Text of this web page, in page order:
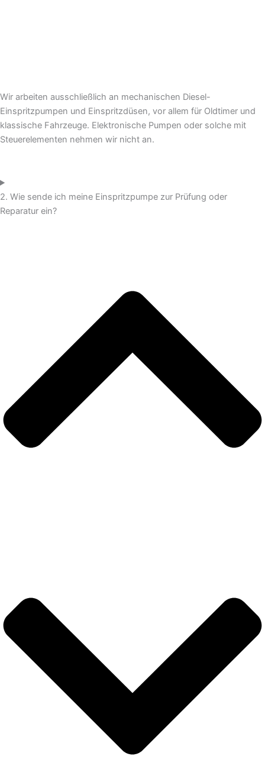
Wir arbeiten ausschließlich an mechanischen Diesel-
Einspritzpumpen und Einspritzdüsen, vor allem für Oldtimer und
klassische Fahrzeuge. Elektronische Pumpen oder solche mit
Steuerelementen nehmen wir nicht an.
2. Wie sende ich meine Einspritzpumpe zur Prüfung oder
Reparatur ein?